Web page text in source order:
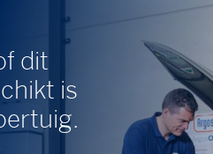
dit
is